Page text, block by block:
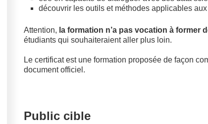
découvrir les outils et méthodes applicables
Attention, la formation n’a pas vocation à former
étudiants qui souhaiteraient aller plus loin.
Le certificat est une formation proposée de façon
document officiel.
Public cible